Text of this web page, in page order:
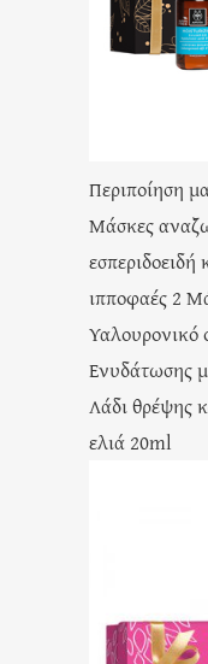
Περιποίηση
Μάσκες
ιπποφαές 2
Ενυδάτωσης
Λάδι θρέψης
ελιά 20ml